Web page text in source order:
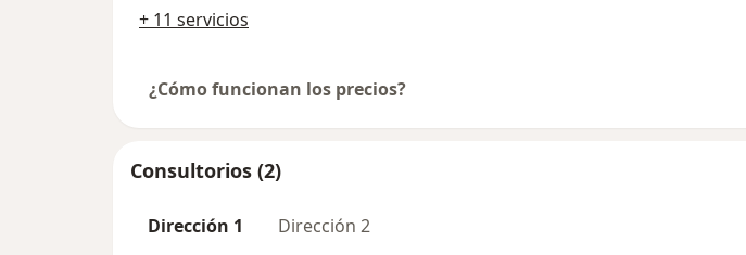
+ 11 servicios
¿Cómo funcionan los precios?
Consultorios (2)
Dirección 1 Dirección 2